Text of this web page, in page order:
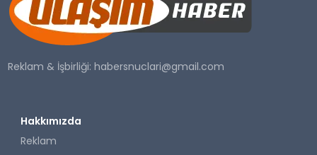
SAĞLIK
YAŞAM
Reklam & İşbirliği:habersnuclari@gmail.com
Hakkımızda
Reklam